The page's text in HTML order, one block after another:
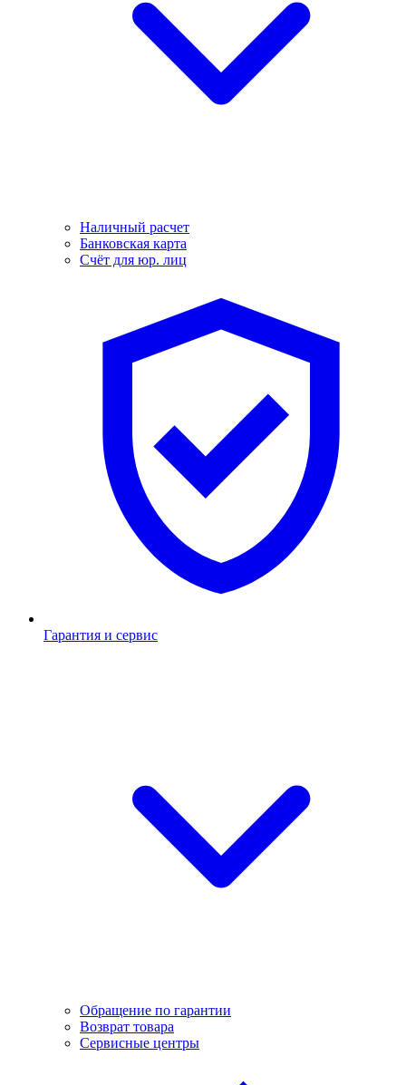
Наличный расчет
Банковская карта
Счёт для юр. лиц
Гарантия и сервис
Обращение по гарантии
Возврат товара
Сервисные центры